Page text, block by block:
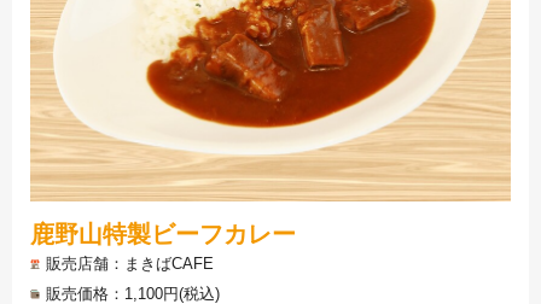
鹿野山特製ビーフカレー
販売店舗
まきばCAFE
販売価格
1,100円(税込)